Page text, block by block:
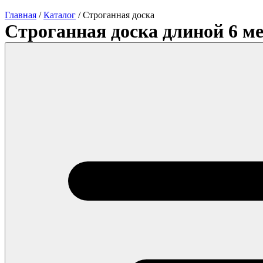
Главная /Каталог /Строганная доска
Строганная доска длиной 6